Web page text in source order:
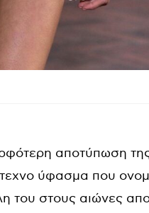
αποτύπωση
ύφασμα που
του στους αιώνες